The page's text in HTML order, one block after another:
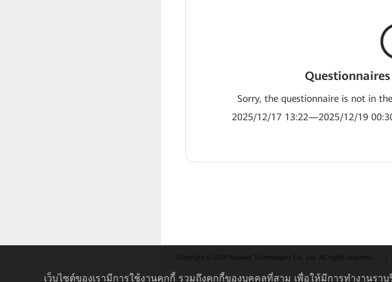
Sorry, the questionnaire is not in
2025/12/17 13:22—2025/12/19
Copyright © 2026 Huawei Technologies Co., Ltd. All rights reserved.
เว็บไซต์ของเรามีการใช้งานคุกกี้ รวมถึงคุกกี้ของบุคคลที่สาม เพื่อให้มีการทำงานราบ